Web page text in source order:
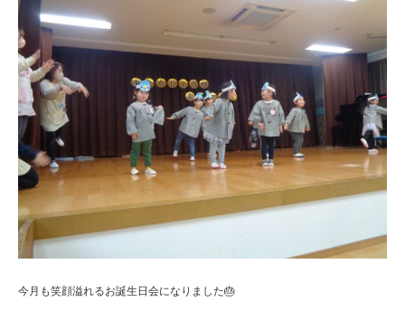
今月も笑顔溢れるお誕生日会になりました🎂